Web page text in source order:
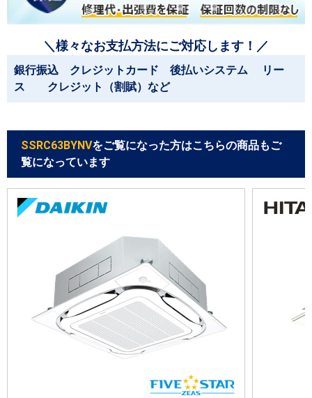
＼様々なお支払方法にご対応します！／
銀行振込 クレジットカード 後払いシステム リー
ス クレジット（割賦）など
SSRC63BYNVをご覧になった方はこちらの商品もご
覧になっています